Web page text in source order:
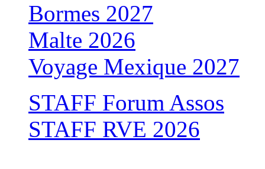
Bormes 2027
Malte 2026
Voyage Mexique 2027
STAFF Forum Assos
STAFF RVE 2026